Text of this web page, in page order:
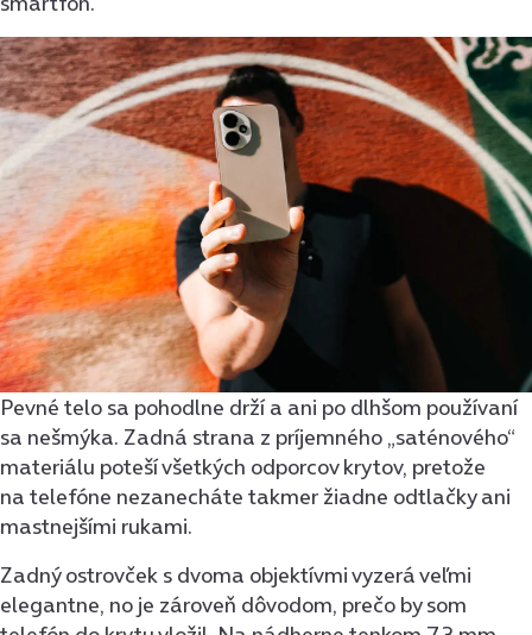
Pevné telo sa pohodlne drží a ani po dlhšom používaní
sa nešmýka. Zadná strana z príjemného „saténového“
materiálu poteší všetkých odporcov krytov, pretože
na telefóne nezanecháte takmer žiadne odtlačky ani
mastnejšími rukami.
Zadný ostrovček s dvoma objektívmi vyzerá veľmi
elegantne, no je zároveň dôvodom, prečo by som